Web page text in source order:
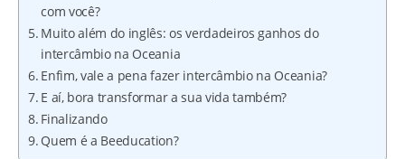
com você?
Muito além do inglês: os verdadeiros ganhos do
intercâmbio na Oceania
Enfim, vale a pena fazer intercâmbio na Oceania?
E aí, bora transformar a sua vida também?
Finalizando
Quem é a Beeducation?